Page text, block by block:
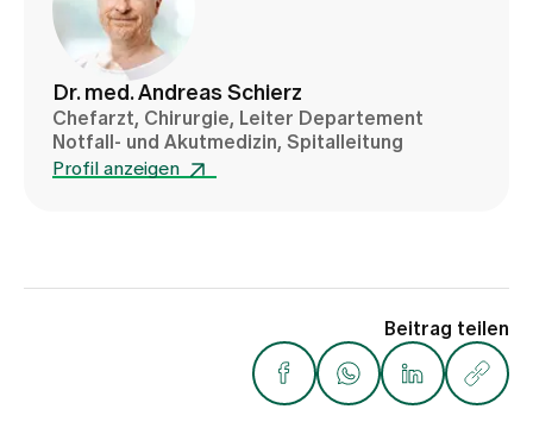
Dr. med. Andreas Schierz
Chefarzt, Chirurgie, Leiter Departement
Notfall- und Akutmedizin, Spitalleitung
Profil anzeigen
Beitrag teilen